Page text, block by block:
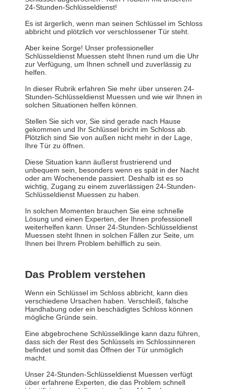
24-Stunden-Schlüsseldienst!
Es ist ärgerlich, wenn man seinen Schlüssel im Schloss
abbricht und plötzlich vor verschlossener Tür steht.
Aber keine Sorge! Unser professioneller
Schlüsseldienst Muessen steht Ihnen rund um die Uhr
zur Verfügung, um Ihnen schnell und zuverlässig zu
helfen.
In dieser Rubrik erfahren Sie mehr über unseren 24-
Stunden-Schlüsseldienst Muessen und wie wir Ihnen in
solchen Situationen helfen können.
Stellen Sie sich vor, Sie sind gerade nach Hause
gekommen und Ihr Schlüssel bricht im Schloss ab.
Plötzlich sind Sie von außen nicht mehr in der Lage,
Ihre Tür zu öffnen.
Diese Situation kann äußerst frustrierend und
unbequem sein, besonders wenn es spät in der Nacht
oder am Wochenende passiert. Deshalb ist es so
wichtig, Zugang zu einem zuverlässigen 24-Stunden-
Schlüsseldienst Muessen zu haben.
In solchen Momenten brauchen Sie eine schnelle
Lösung und einen Experten, der Ihnen professionell
weiterhelfen kann. Unser 24-Stunden-Schlüsseldienst
Muessen steht Ihnen in solchen Fällen zur Seite, um
Ihnen bei Ihrem Problem behilflich zu sein.
Das Problem verstehen
Wenn ein Schlüssel im Schloss abbricht, kann dies
verschiedene Ursachen haben. Verschleiß, falsche
Handhabung oder ein beschädigtes Schloss können
mögliche Gründe sein.
Eine abgebrochene Schlüsselklinge kann dazu führen,
dass sich der Rest des Schlüssels im Schlossinneren
befindet und somit das Öffnen der Tür unmöglich
macht.
Unser 24-Stunden-Schlüsseldienst Muessen verfügt
über erfahrene Experten, die das Problem schnell